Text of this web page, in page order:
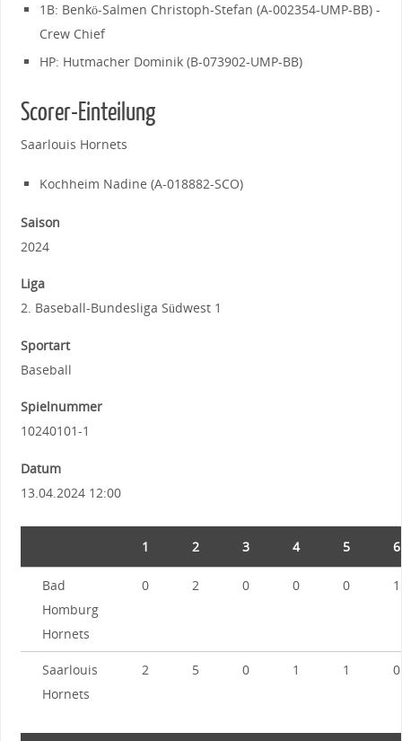
1B: Benkö-Salmen Christoph-Stefan (A-002354-UMP-BB) -
Crew Chief
HP: Hutmacher Dominik (B-073902-UMP-BB)
Scorer-Einteilung
Saarlouis Hornets
Kochheim Nadine (A-018882-SCO)
Saison
2024
Liga
2. Baseball-Bundesliga Südwest 1
Sportart
Baseball
Spielnummer
10240101-1
Datum
13.04.2024 12:00
1 2 3 4 5 6
Bad
Homburg
Hornets
0 2 0 0 0 1
Saarlouis
Hornets
2 5 0 1 1 0